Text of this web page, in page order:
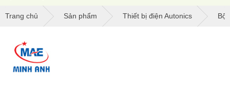
Trang chủ Sản phẩm Thiết bị điện Autonics Bộ